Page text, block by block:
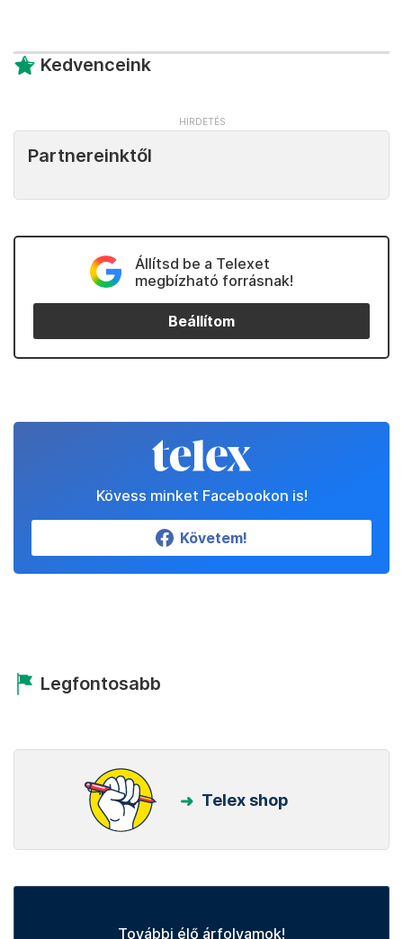
Kedvenceink
Partnereinktől
Állítsd be a Telexet
megbízható forrásnak!
Beállítom
Kövess minket Facebookon is!
Követem!
Legfontosabb
Telex shop
További élő árfolyamok!